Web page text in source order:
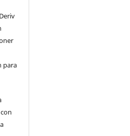
para